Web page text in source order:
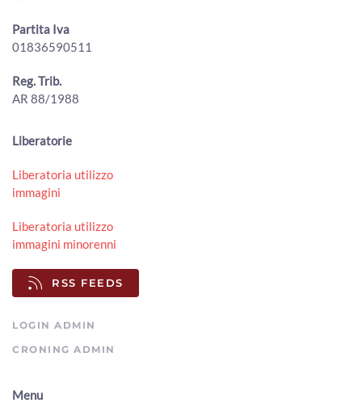
Partita Iva
01836590511
Reg. Trib.
AR 88/1988
Liberatorie
Liberatoria utilizzo
immagini
Liberatoria utilizzo
immagini minorenni
RSS FEEDS
LOGIN ADMIN
CRONING ADMIN
Menu